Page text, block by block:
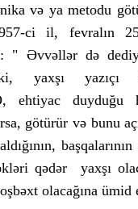
və ya metodu
ci il, fevralın
" Əvvəllər də
yaxşı yazıçı
ehtiyac duyduğu
götürür və bunu
qədər yaxşı
olacağına ümid